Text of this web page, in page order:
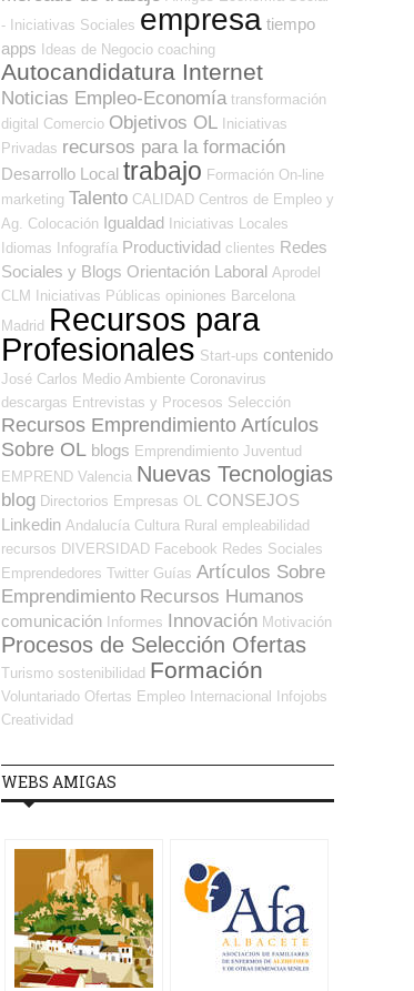
- Iniciativas Sociales empresa tiempo
apps
Ideas de Negocio coaching
Autocandidatura Internet
Noticias Empleo-Economía transformación
digital Comercio Objetivos OL Iniciativas
Privadas recursos para la formación
Desarrollo Local trabajo Formación On-line
marketing Talento CALIDAD Centros de Empleo y
Ag. Colocación Igualdad Iniciativas Locales
Idiomas
Infografía Productividad clientes Redes
Sociales y Blogs Orientación Laboral Aprodel
CLM
Iniciativas Públicas opiniones Barcelona
Madrid Recursos para
Profesionales Start-ups contenido
José Carlos Medio Ambiente Coronavirus
descargas Entrevistas y Procesos Selección
Recursos Emprendimiento Artículos
Sobre OL blogs Emprendimiento Juventud
EMPREND Valencia Nuevas Tecnologias
blog Directorios Empresas OL
CONSEJOS
Linkedin Andalucía Cultura Rural empleabilidad
recursos DIVERSIDAD Facebook Redes Sociales
Emprendedores Twitter Guías Artículos Sobre
Emprendimiento Recursos Humanos
comunicación Informes Innovación Motivación
Procesos de Selección Ofertas
Turismo sostenibilidad Formación
Voluntariado Ofertas Empleo Internacional
Infojobs
Creatividad
WEBS AMIGAS